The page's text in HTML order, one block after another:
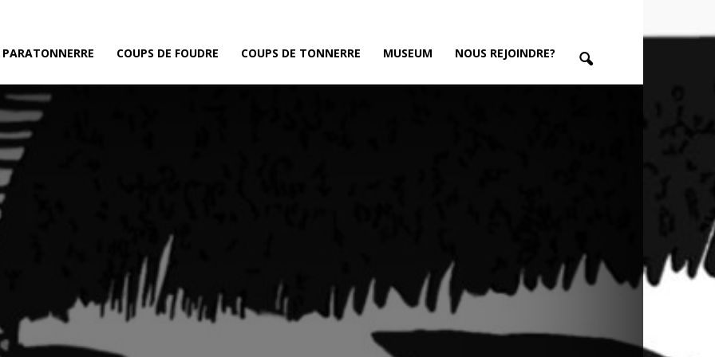
PARATONNERRE COUPS DE FOUDRE COUPS DE TONNERRE MUSEUM NOUS REJOINDRE?